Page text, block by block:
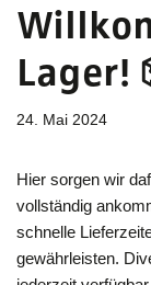
Lager!
24. Mai 2024
Hier sorgen wir
vollständig
schnelle
gewährleisten.